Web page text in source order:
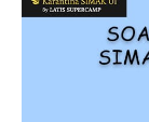
Soal